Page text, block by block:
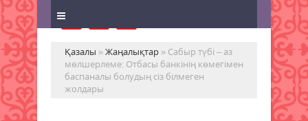
Қазалы »Жаңалықтар » Сабыр түбі – аз
мөлшерлеме: Отбасы банкінің көмегімен
баспаналы болудың сіз білмеген
жолдары